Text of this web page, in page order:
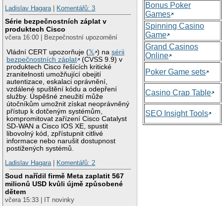
Ladislav Hagara| Komentářů: 3
Série bezpečnostních záplat v
produktech Cisco
včera 16:00 | Bezpečnostní upozornění
Vládní CERT upozorňuje (𝕏 ) nasérii
bezpečnostních záplat
(CVSS 9.9) v
produktech Cisco řešících kritické
zranitelnosti umožňující obejití
autentizace, eskalaci oprávnění,
vzdálené spuštění kódu a odepření
služby. Úspěšné zneužití může
útočníkům umožnit získat neoprávněný
přístup k dotčeným systémům,
kompromitovat zařízení Cisco Catalyst
SD-WAN a Cisco IOS XE, spustit
libovolný kód, zpřístupnit citlivé
informace nebo narušit dostupnost
postižených systémů.
Ladislav Hagara| Komentářů: 2
Soud nařídil firmě Meta zaplatit 567
milionů USD kvůli újmě způsobené
dětem
včera 15:33 | IT novinky
Bonus Poker
Games
Spinning Casino
Game
Grand Casinos
Online
Poker Game sets
Casino Crap Table
SEO Insight Tools